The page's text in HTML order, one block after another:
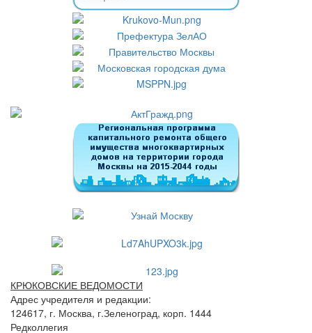
КРЮКОВСКИЕ ВЕДОМОСТИ
Адрес учредителя и редакции:
124617, г. Москва, г.Зеленоград, корп. 1444
Редколлегия